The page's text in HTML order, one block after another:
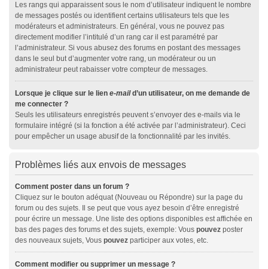
Les rangs qui apparaissent sous le nom d’utilisateur indiquent le nombre
de messages postés ou identifient certains utilisateurs tels que les
modérateurs et administrateurs. En général, vous ne pouvez pas
directement modifier l’intitulé d’un rang car il est paramétré par
l’administrateur. Si vous abusez des forums en postant des messages
dans le seul but d’augmenter votre rang, un modérateur ou un
administrateur peut rabaisser votre compteur de messages.
Lorsque je clique sur le lien e-maild’un utilisateur, on me demande de
me connecter ?
Seuls les utilisateurs enregistrés peuvent s’envoyer des e-mails via le
formulaire intégré (si la fonction a été activée par l’administrateur). Ceci
pour empêcher un usage abusif de la fonctionnalité par les invités.
Problèmes liés aux envois de messages
Comment poster dans un forum ?
Cliquez sur le bouton adéquat (Nouveau ou Répondre) sur la page du
forum ou des sujets. Il se peut que vous ayez besoin d’être enregistré
pour écrire un message. Une liste des options disponibles est affichée en
bas des pages des forums et des sujets, exemple: Vous pouvez poster
des nouveaux sujets, Vous pouvez participer aux votes, etc.
Comment modifier ou supprimer un message ?